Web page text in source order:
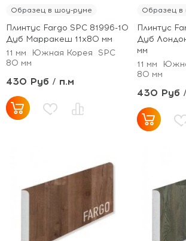
Образец в шоу-руме
Плинтус Fargo SPC 81996-10
Дуб Марракеш 11х80 мм
11 мм
Южная Корея
SPC
80 мм
430 Руб / п.м
Образец в
Плинтус
Дуб
мм
11 мм
80 мм
430 Руб